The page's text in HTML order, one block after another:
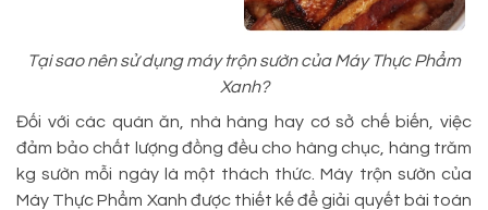
Tại sao nên sử dụng máy trộn sườn của Máy Thực Phẩm
Xanh?
Đối với các quán ăn, nhà hàng hay cơ sở chế biến, việc
đảm bảo chất lượng đồng đều cho hàng chục, hàng trăm
kg sườn mỗi ngày là một thách thức. Máy trộn sườn của
Máy Thực Phẩm Xanh được thiết kế để giải quyết bài toán